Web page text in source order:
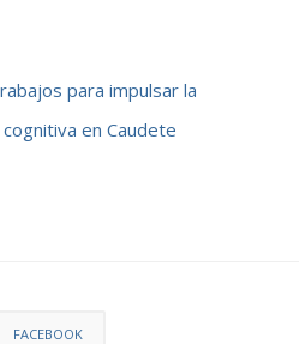
para impulsar la
en Caudete
FACEBOOK